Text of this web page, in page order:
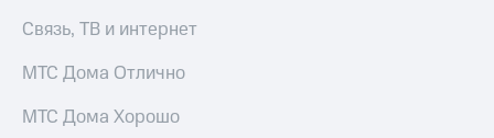
акционеров
Личный
кабинет
акционера
Акционерный
капитал
Связь, ТВ и интернет
МТС Дома Отлично
МТС Дома Хорошо